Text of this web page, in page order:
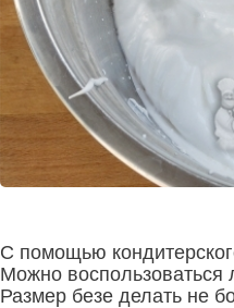
С помощью
Можно воспользоваться
Размер безе делать не